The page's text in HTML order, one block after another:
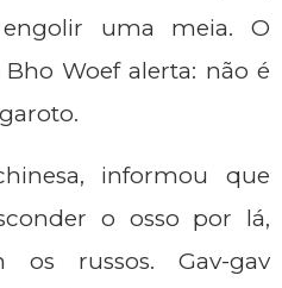
uma meia. O
Woef alerta: não é
informou que
o osso por lá,
russos. Gav-gav